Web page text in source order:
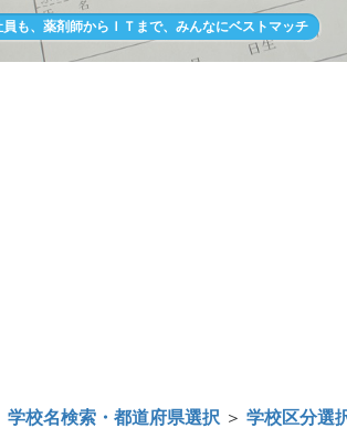
も、薬剤師からＩＴまで、みんなにベストマッチ
学校名検索・都道府県選択 ＞ 学校区分選